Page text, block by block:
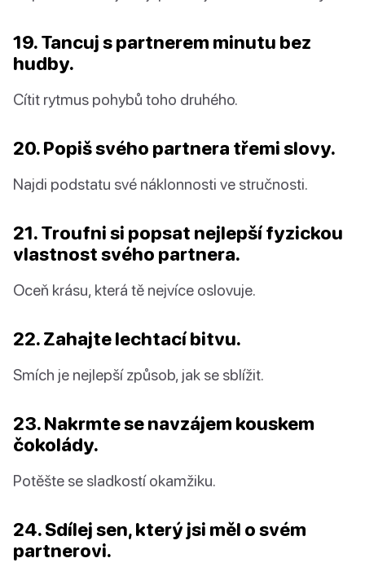
19. Tancuj s partnerem minutu bez
hudby.
Cítit rytmus pohybů toho druhého.
20. Popiš svého partnera třemi slovy.
Najdi podstatu své náklonnosti ve stručnosti.
21. Troufni si popsat nejlepší fyzickou
vlastnost svého partnera.
Oceň krásu, která tě nejvíce oslovuje.
22. Zahajte lechtací bitvu.
Smích je nejlepší způsob, jak se sblížit.
23. Nakrmte se navzájem kouskem
čokolády.
Potěšte se sladkostí okamžiku.
24. Sdílej sen, který jsi měl o svém
partnerovi.